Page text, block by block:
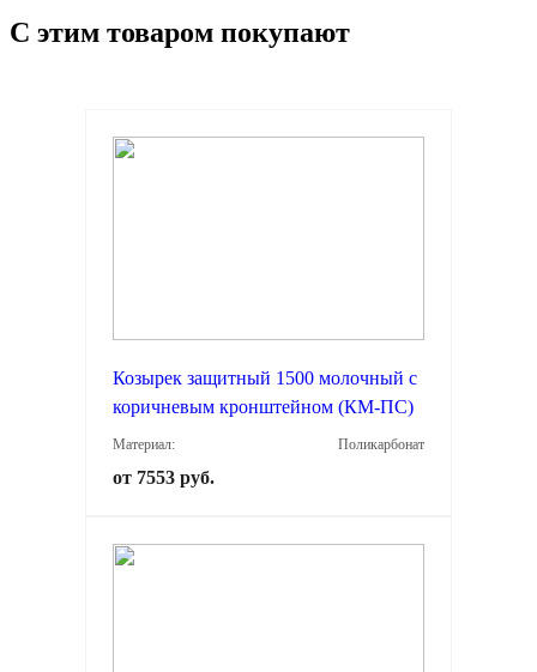
С этим товаром покупают
Козырек защитный 1500 молочный с
коричневым кронштейном (КМ-ПС)
Материал: Поликарбонат
от 7553 руб.